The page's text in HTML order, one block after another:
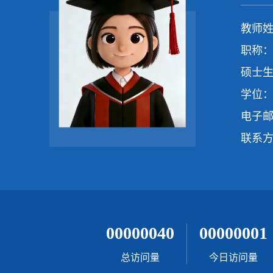
教师
职称
硕士
学位
电子
联系
00000040
总访问量
00000001
今日访问量